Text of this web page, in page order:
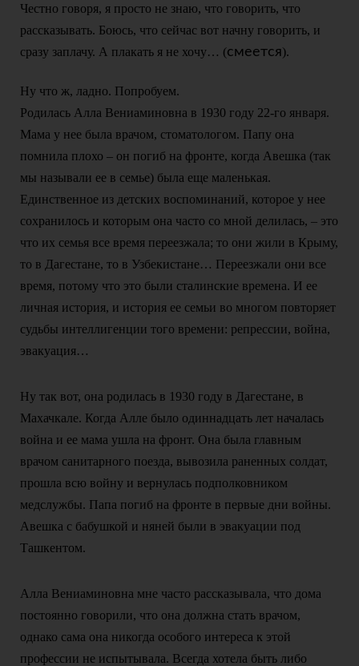
Честно говоря, я просто не знаю, что говорить, что
рассказывать. Боюсь, что сейчас вот начну говорить, и
сразу заплачу. А плакать я не хочу… (смеется).
Ну что ж, ладно. Попробуем.
Родилась Алла Вениаминовна в 1930 году 22-го января.
Мама у нее была врачом, стоматологом. Папу она
помнила плохо – он погиб на фронте, когда Авешка (так
мы называли ее в семье) была еще маленькая.
Единственное из детских воспоминаний, которое у нее
сохранилось и которым она часто со мной делилась, – это
что их семья все время переезжала; то они жили в Крыму,
то в Дагестане, то в Узбекистане… Переезжали они все
время, потому что это были сталинские времена. И ее
личная история, и история ее семьи во многом повторяет
судьбы интеллигенции того времени: репрессии, война,
эвакуация…
Ну так вот, она родилась в 1930 году в Дагестане, в
Махачкале. Когда Алле было одиннадцать лет началась
война и ее мама ушла на фронт. Она была главным
врачом санитарного поезда, вывозила раненных солдат,
прошла всю войну и вернулась подполковником
медслужбы. Папа погиб на фронте в первые дни войны.
Авешка с бабушкой и няней были в эвакуации под
Ташкентом.
Алла Вениаминовна мне часто рассказывала, что дома
постоянно говорили, что она должна стать врачом,
однако сама она никогда особого интереса к этой
профессии не испытывала. Всегда хотела быть либо